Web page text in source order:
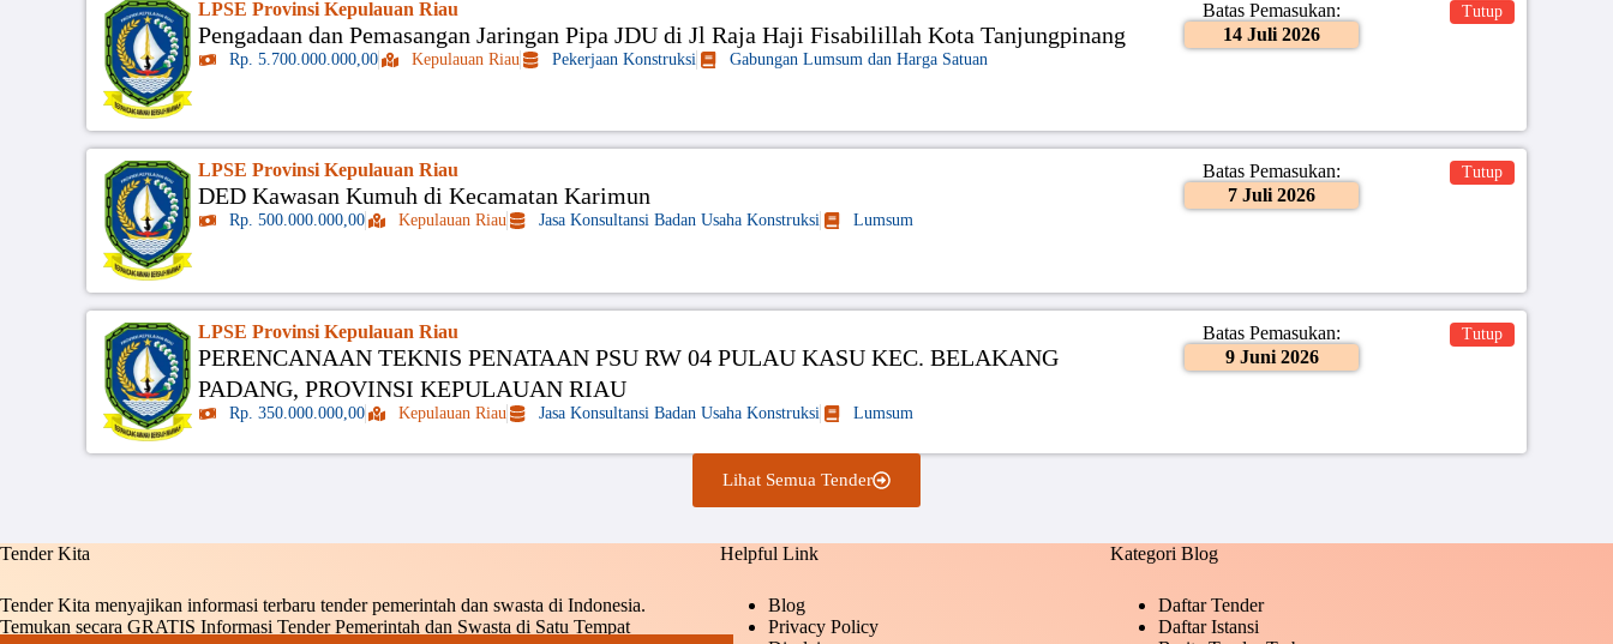
LPSE Provinsi Kepulauan Riau
Pengadaan dan Pemasangan Jaringan Pipa JDU di Jl Raja Haji Fisabilillah Kota Tanjungpinang
Rp. 5.700.000.000,00 Kepulauan Riau Pekerjaan Konstruksi Gabungan Lumsum dan Harga Satuan
Batas Pemasukan:
14 Juli 2026
Tutup
LPSE Provinsi Kepulauan Riau
DED Kawasan Kumuh di Kecamatan Karimun
Rp. 500.000.000,00 Kepulauan Riau Jasa Konsultansi Badan Usaha Konstruksi Lumsum
Batas Pemasukan:
7 Juli 2026
Tutup
LPSE Provinsi Kepulauan Riau
PERENCANAAN TEKNIS PENATAAN PSU RW 04 PULAU KASU KEC. BELAKANG
PADANG, PROVINSI KEPULAUAN RIAU
Rp. 350.000.000,00 Kepulauan Riau Jasa Konsultansi Badan Usaha Konstruksi Lumsum
Batas Pemasukan:
9 Juni 2026
Tutup
Lihat Semua Tender
Tender Kita
Tender Kita menyajikan informasi terbaru tender pemerintah dan swasta di Indonesia.
Temukan secara GRATIS Informasi Tender Pemerintah dan Swasta di Satu Tempat
Helpful Link
Blog
Privacy Policy
Kategori Blog
Daftar Tender
Daftar Istansi